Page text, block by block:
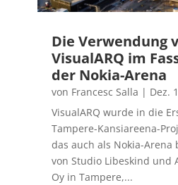
Die Verwendung
VisualARQ im
der Nokia-Arena
von Francesc Salla | Dez.
VisualARQ wurde in die
Tampere-Kansiareena-
das auch als Nokia-Arena
von Studio Libeskind und
Oy in Tampere,...